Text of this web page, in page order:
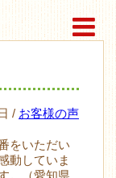
/ お客様の声
をいただい
動していま
。（愛知県